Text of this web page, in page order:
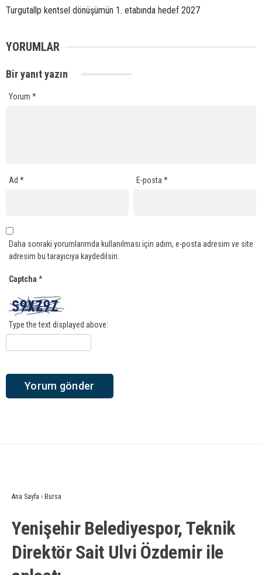
Turgutallp kentsel dönüşümün 1. etabında hedef 2027
YORUMLAR
Bir yanıt yazın
Yorum *
Ad * E-posta*
Daha sonraki yorumlarımda kullanılması için adım, e-posta adresim ve site
adresim bu tarayıcıya kaydedilsin.
Captcha *
Type the text displayed above:
Ana Sayfa › Bursa
Yenişehir Belediyespor, Teknik
Direktör Sait Ulvi Özdemir ile